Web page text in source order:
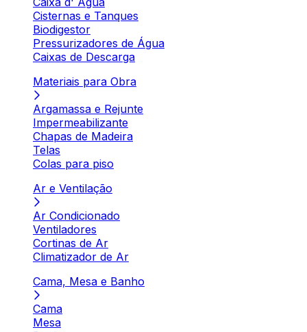
Cisternas e Tanques
Biodigestor
Pressurizadores de Água
Caixas de Descarga
Materiais para Obra
Argamassa e Rejunte
Impermeabilizante
Chapas de Madeira
Telas
Colas para piso
Ar e Ventilação
Ar Condicionado
Ventiladores
Cortinas de Ar
Climatizador de Ar
Cama, Mesa e Banho
Cama
Mesa